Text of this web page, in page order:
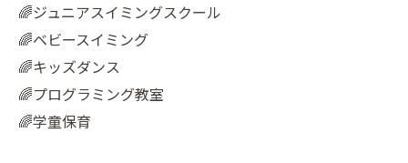
🌈ジュニアスイミングスクール
🌈ベビースイミング
🌈キッズダンス
🌈プログラミング教室
🌈学童保育